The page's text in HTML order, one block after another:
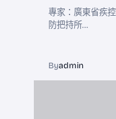
專家：廣東省疾
防把持所…
Byadmin